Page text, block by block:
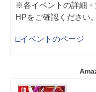
※各イベントの詳細・
HPをご確認ください。
□イベントのページ